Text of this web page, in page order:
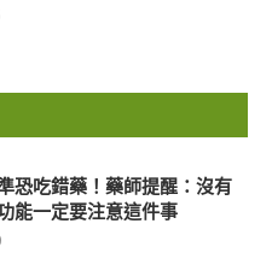
恐吃錯藥！藥師提醒：沒有
能一定要注意這件事